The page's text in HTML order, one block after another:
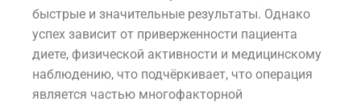
быстрые и значительные результаты. Однако
успех зависит от приверженности пациента
диете, физической активности и медицинскому
наблюдению, что подчёркивает, что операция
является частью многофакторной